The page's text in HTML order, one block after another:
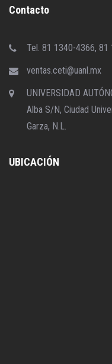
Contacto
Tel. 81 1340-4366,
ventas.ceti@uanl.mx
UNIVERSIDAD
Alba S/N, Ciudad
Garza, N.L.
UBICACIÓN